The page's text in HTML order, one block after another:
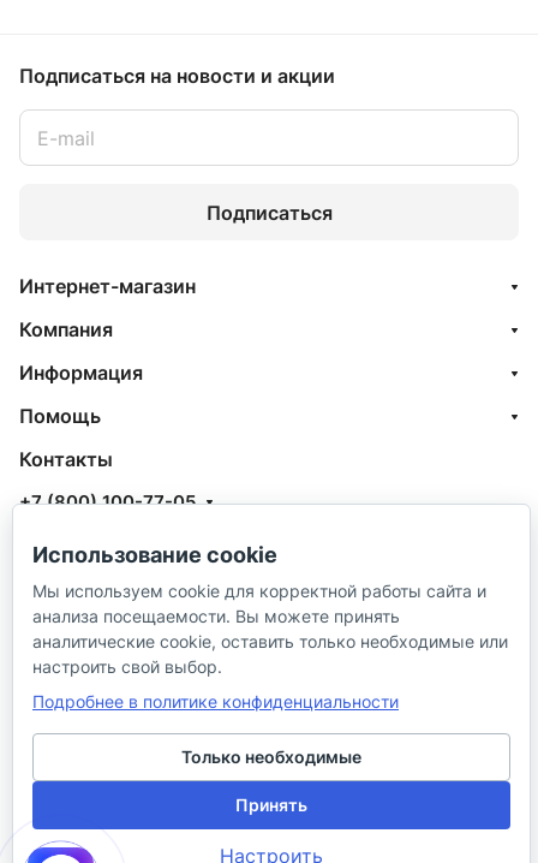
Подписаться на новости и акции
Подписаться
Интернет-магазин
Компания
Информация
Помощь
Контакты
+7 (800) 100-77-05
info@aquatehnik.com
г. Краснодар (Центр),
ул. Чкалова, 167
© 2026 ИП Сибирцев И. В.
Политика в отношении песональных
Использование cookie
Мы используем cookie для корректной работы сайта и
анализа посещаемости. Вы можете принять
аналитические cookie, оставить только необходимые или
настроить свой выбор.
Подробнее в политике конфиденциальности
Только необходимые
Принять
Настроить